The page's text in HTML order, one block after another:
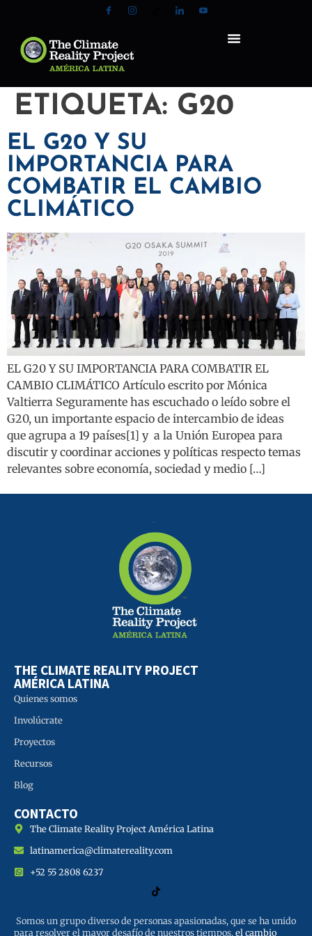
ETIQUETA: G20
EL G20 Y SU
IMPORTANCIA PARA
COMBATIR EL CAMBIO
CLIMÁTICO
EL G20 Y SU IMPORTANCIA PARA COMBATIR EL
CAMBIO CLIMÁTICO Artículo escrito por Mónica
Valtierra Seguramente has escuchado o leído sobre el
G20, un importante espacio de intercambio de ideas
que agrupa a 19 países[1] y a la Unión Europea para
discutir y coordinar acciones y políticas respecto temas
relevantes sobre economía, sociedad y medio […]
THE CLIMATE REALITY PROJECT
AMÉRICA LATINA
Quienes somos
Involúcrate
Proyectos
Recursos
Blog
CONTACTO
The Climate Reality Project América Latina
latinamerica@climatereality.com
+52 55 2808 6237
Somos un grupo diverso de personas apasionadas, que se ha unido
para resolver el mayor desafío de nuestros tiempos,el cambio